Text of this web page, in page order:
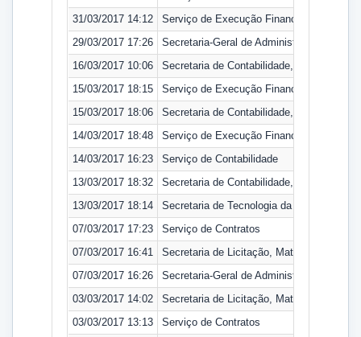
31/03/2017 14:12
Serviço de Execução Financeira
29/03/2017 17:26
Secretaria-Geral de Administração
16/03/2017 10:06
Secretaria de Contabilidade, Orçamento e
15/03/2017 18:15
Serviço de Execução Financeira
15/03/2017 18:06
Secretaria de Contabilidade, Orçamento e
14/03/2017 18:48
Serviço de Execução Financeira
14/03/2017 16:23
Serviço de Contabilidade
13/03/2017 18:32
Secretaria de Contabilidade, Orçamento e
13/03/2017 18:14
Secretaria de Tecnologia da Informação
07/03/2017 17:23
Serviço de Contratos
07/03/2017 16:41
Secretaria de Licitação, Material e
07/03/2017 16:26
Secretaria-Geral de Administração
03/03/2017 14:02
Secretaria de Licitação, Material e
03/03/2017 13:13
Serviço de Contratos